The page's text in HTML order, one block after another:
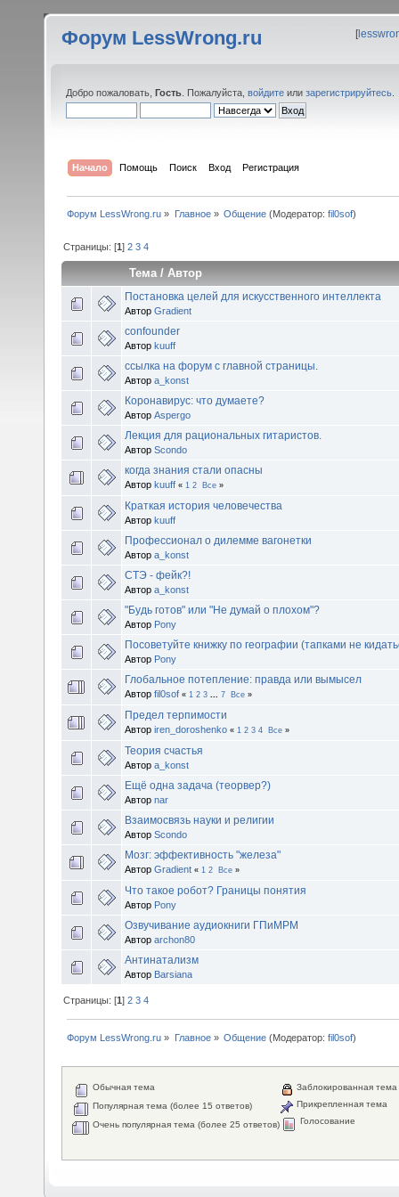
Форум LessWrong.ru [
Добро пожаловать, Гость . Пожалуйста, войдите или зарегистрируйтесь
Начало Помощь Поиск Вход Регистрация
Форум LessWrong.ru » Главное» Общение(Модератор: fil0sof)
Страницы: [1]2 3 4
Тема /Автор
Постановка целей для искусственного интеллекта
Автор Gradient
confounder
Автор kuuff
ссылка на форум с главной страницы.
Автор a_konst
Коронавирус: что думаете?
Автор Aspergo
Лекция для рациональных гитаристов.
Автор Scondo
когда знания стали опасны
Автор kuuff « 1 2 Все »
Краткая история человечества
Автор kuuff
Профессионал о дилемме вагонетки
Автор a_konst
СТЭ - фейк?!
Автор a_konst
"Будь готов" или "Не думай о плохом"?
Автор Pony
Посоветуйте книжку по географии (тапками не
Автор Pony
Глобальное потепление: правда или вымысел
Автор fil0sof « 1 2 3 7 Все »
Предел терпимости
Автор iren_doroshenko « 1 2 3 4 Все »
Теория счастья
Автор a_konst
Ещё одна задача (теорвер?)
Автор nar
Взаимосвязь науки и религии
Автор Scondo
Мозг: эффективность "железа"
Автор Gradient « 1 2 Все »
Что такое робот? Границы понятия
Автор Pony
Озвучивание аудиокниги ГПиМРМ
Автор archon80
Антинатализм
Автор Barsiana
Страницы: [1]2 3 4
Форум LessWrong.ru » Главное» Общение(Модератор: fil0sof)
Обычная тема
Популярная тема (более 15 ответов)
Очень популярная тема (более 25 ответов)
Заблокированная тема
Прикрепленная тема
Голосование